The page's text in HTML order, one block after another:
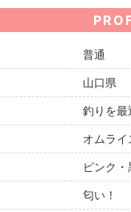
普通
山口県
釣りを最
オムラ
ピンク
匂い！